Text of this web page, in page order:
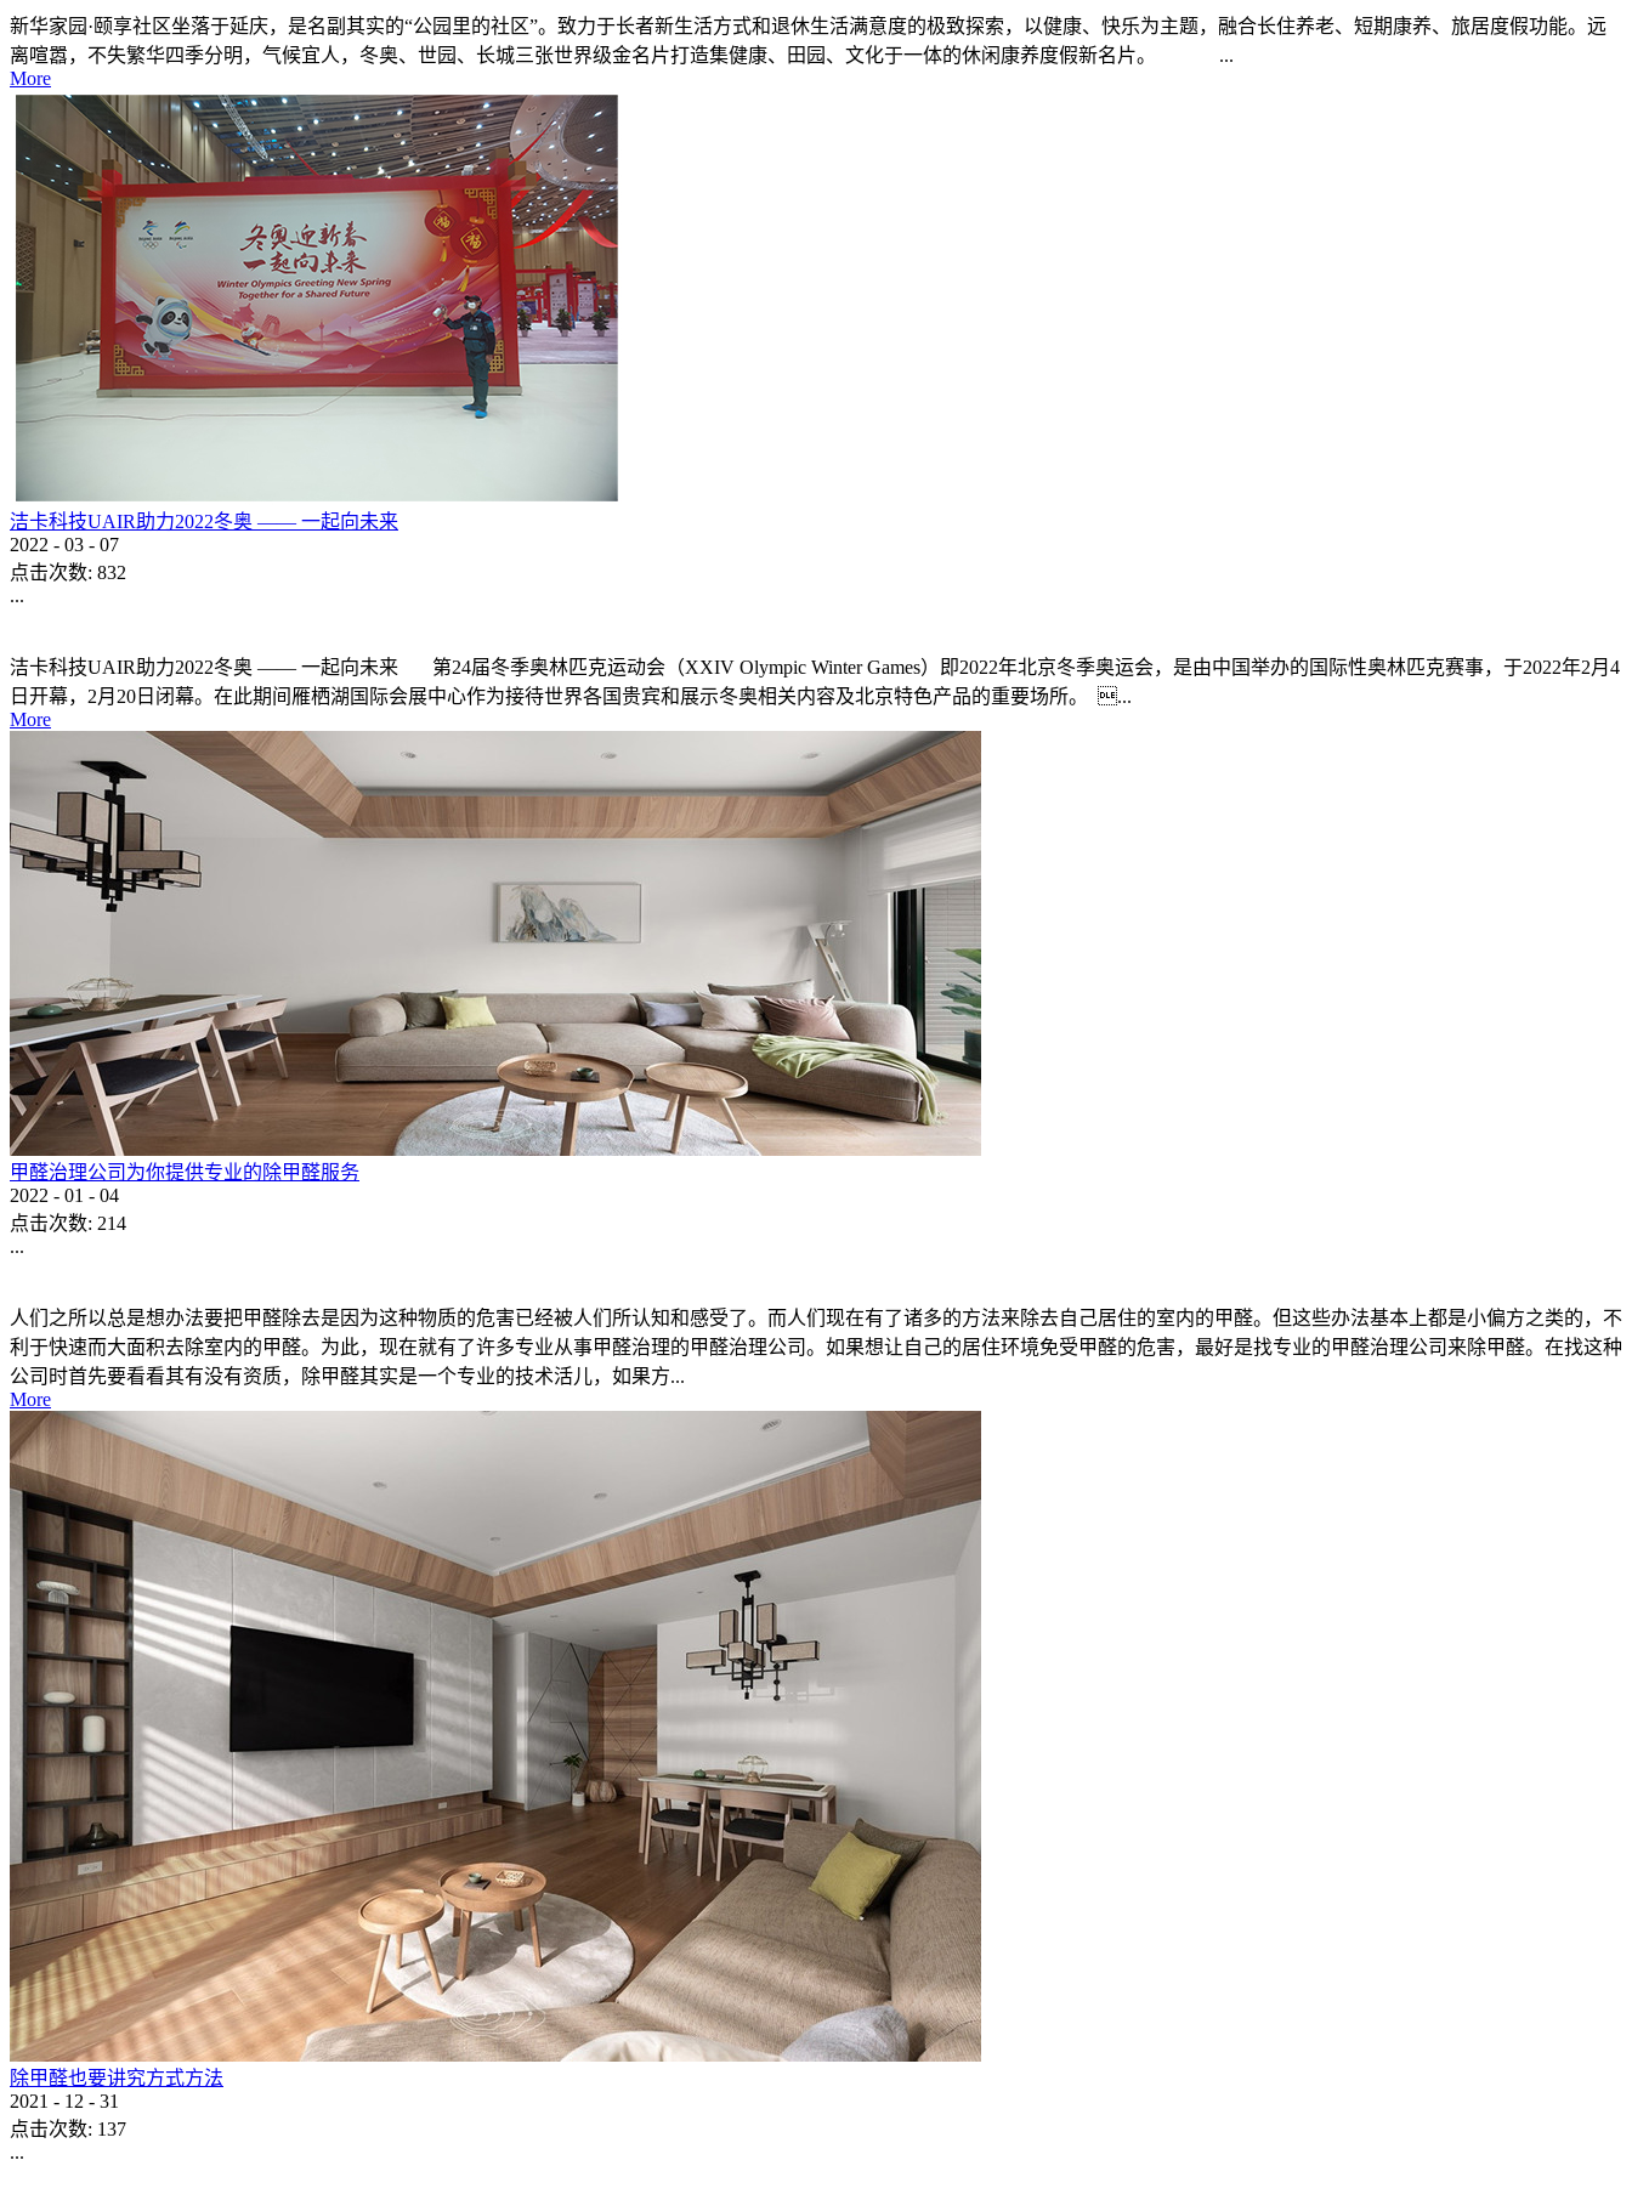
新华家园·颐享社区坐落于延庆，是名副其实的“公园里的社区”。致力于长者新生活方式和退休生活满意度的极致探索，以健康、快乐为主题，融合长住养老、短期康养、旅居度假功能。远
离喧嚣，不失繁华四季分明，气候宜人，冬奥、世园、长城三张世界级金名片打造集健康、田园、文化于一体的休闲康养度假新名片。 ...
More
洁卡科技UAIR助力2022冬奥 —— 一起向未来
2022 - 03 - 07
点击次数: 832
...
洁卡科技UAIR助力2022冬奥 —— 一起向未来 第24届冬季奥林匹克运动会（XXIV Olympic Winter Games）即2022年北京冬季奥运会，是由中国举办的国际性奥林匹克赛事，于2022年2月4
日开幕，2月20日闭幕。在此期间雁栖湖国际会展中心作为接待世界各国贵宾和展示冬奥相关内容及北京特色产品的重要场所。 ...
More
甲醛治理公司为你提供专业的除甲醛服务
2022 - 01 - 04
点击次数: 214
...
人们之所以总是想办法要把甲醛除去是因为这种物质的危害已经被人们所认知和感受了。而人们现在有了诸多的方法来除去自己居住的室内的甲醛。但这些办法基本上都是小偏方之类的，不
利于快速而大面积去除室内的甲醛。为此，现在就有了许多专业从事甲醛治理的甲醛治理公司。如果想让自己的居住环境免受甲醛的危害，最好是找专业的甲醛治理公司来除甲醛。在找这种
公司时首先要看看其有没有资质，除甲醛其实是一个专业的技术活儿，如果方...
More
除甲醛也要讲究方式方法
2021 - 12 - 31
点击次数: 137
...